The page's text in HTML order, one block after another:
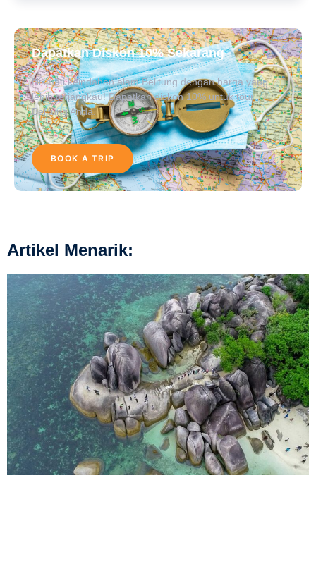
Dapatkan Diskon 10% Sekarang
Nikmati keindahan alam Belitung dengan harga yang
lebih terjangkau! Dapatkan diskon 10% untuk tour
Belitung Anda.
BOOK A TRIP
Artikel Menarik: